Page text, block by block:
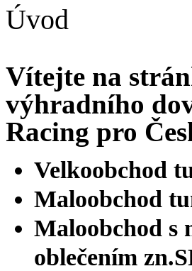
Úvod
Vítejte na
výhradního
Racing pro
Velkoobchod
Maloobchod
Maloobchod s
oblečením